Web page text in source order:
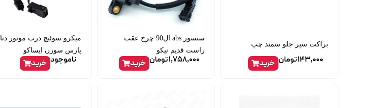
براکت سپر جلو سمند چپ
143,000تومان خرید
سنسور abs ال90 چرخ عقب
راست قدیم نیکو
1,758,000تومان خرید
میکرو سوئیچ درب موتور دنا
پارس سورن ایساکو
ناموجود خرید